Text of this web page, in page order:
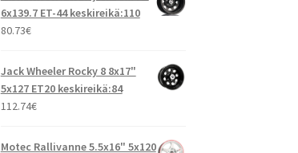
6x139.7 ET-44 keskireikä:110
80.73€
Jack Wheeler Rocky 8 8x17"
5x127 ET20 keskireikä:84
112.74€
Motec Rallivanne 5.5x16" 5x120